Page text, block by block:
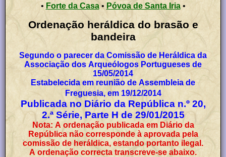
•
Forte da Casa• Póvoa de Santa Iria•
Ordenação heráldica do brasão e
bandeira
Segundo o parecer da Comissão de Heráldica da
Associação dos Arqueólogos Portugueses de
15/05/2014
Estabelecida em reunião de Assembleia de
Freguesia, em 19/12/2014
Publicada no Diário da República n.º 20,
2.ª Série, Parte H de 29/01/2015
Nota: A ordenação publicada em Diário da
República não corresponde à aprovada pela
comissão de heráldica, estando portanto ilegal.
A ordenação correcta transcreve-se abaixo.